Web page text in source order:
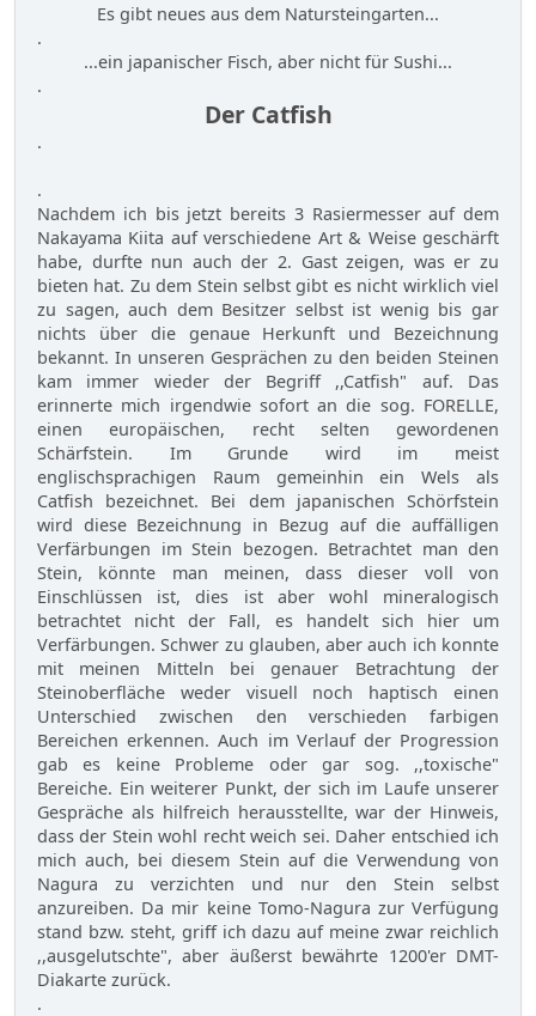
Es gibt neues aus dem Natursteingarten...
.
...ein japanischer Fisch, aber nicht für Sushi...
.
Der Catfish
.
.
Nachdem ich bis jetzt bereits 3 Rasiermesser auf dem
Nakayama Kiita auf verschiedene Art & Weise geschärft
habe, durfte nun auch der 2. Gast zeigen, was er zu
bieten hat. Zu dem Stein selbst gibt es nicht wirklich viel
zu sagen, auch dem Besitzer selbst ist wenig bis gar
nichts über die genaue Herkunft und Bezeichnung
bekannt. In unseren Gesprächen zu den beiden Steinen
kam immer wieder der Begriff ,,Catfish" auf. Das
erinnerte mich irgendwie sofort an die sog. FORELLE,
einen europäischen, recht selten gewordenen
Schärfstein. Im Grunde wird im meist
englischsprachigen Raum gemeinhin ein Wels als
Catfish bezeichnet. Bei dem japanischen Schörfstein
wird diese Bezeichnung in Bezug auf die auffälligen
Verfärbungen im Stein bezogen. Betrachtet man den
Stein, könnte man meinen, dass dieser voll von
Einschlüssen ist, dies ist aber wohl mineralogisch
betrachtet nicht der Fall, es handelt sich hier um
Verfärbungen. Schwer zu glauben, aber auch ich konnte
mit meinen Mitteln bei genauer Betrachtung der
Steinoberfläche weder visuell noch haptisch einen
Unterschied zwischen den verschieden farbigen
Bereichen erkennen. Auch im Verlauf der Progression
gab es keine Probleme oder gar sog. ,,toxische"
Bereiche. Ein weiterer Punkt, der sich im Laufe unserer
Gespräche als hilfreich herausstellte, war der Hinweis,
dass der Stein wohl recht weich sei. Daher entschied ich
mich auch, bei diesem Stein auf die Verwendung von
Nagura zu verzichten und nur den Stein selbst
anzureiben. Da mir keine Tomo-Nagura zur Verfügung
stand bzw. steht, griff ich dazu auf meine zwar reichlich
,,ausgelutschte", aber äußerst bewährte 1200'er DMT-
Diakarte zurück.
.